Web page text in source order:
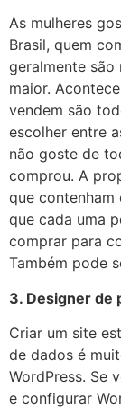
As mulheres
Brasil, quem
geralmente são
maior.
vendem são
escolher entre
não goste de
comprou. A
que contenham
que cada uma
comprar para
Também pode
3. Designer de
Criar um site
de dados é
WordPress. Se
e configurar